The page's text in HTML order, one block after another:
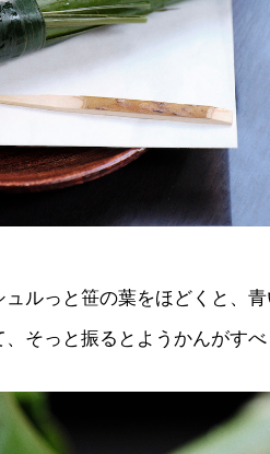
ルっと笹の葉をほどくと、
そっと振るとようかんがす